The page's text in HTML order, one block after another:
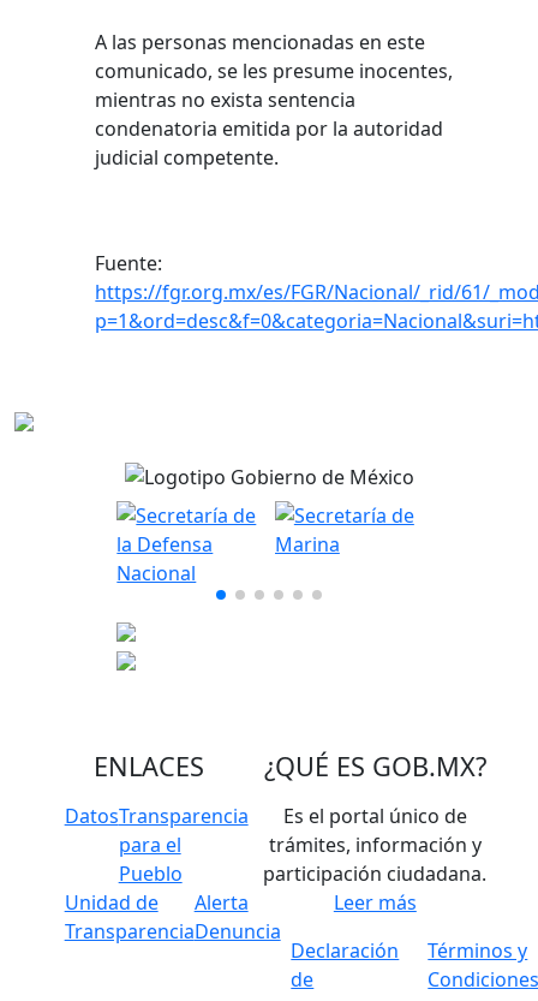
A las personas mencionadas en este
comunicado, se les presume inocentes,
mientras no exista sentencia
condenatoria emitida por la autoridad
judicial competente.
Fuente:
https://fgr.org.mx/es/FGR/Nacional/_rid/61/
ENLACES
DatosTransparencia
para el
Pueblo
Unidad de
Transparencia
Alerta
Denuncia
¿QUÉ ES GOB.MX?
Es el portal único de
trámites, información y
participación ciudadana.
Leer más
Declaración
de
Términos y